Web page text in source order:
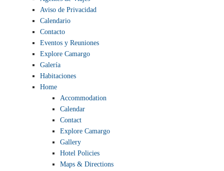
Aviso de Privacidad
Calendario
Contacto
Eventos y Reuniones
Explore Camargo
Galería
Habitaciones
Home
Accommodation
Calendar
Contact
Explore Camargo
Gallery
Hotel Policies
Maps & Directions